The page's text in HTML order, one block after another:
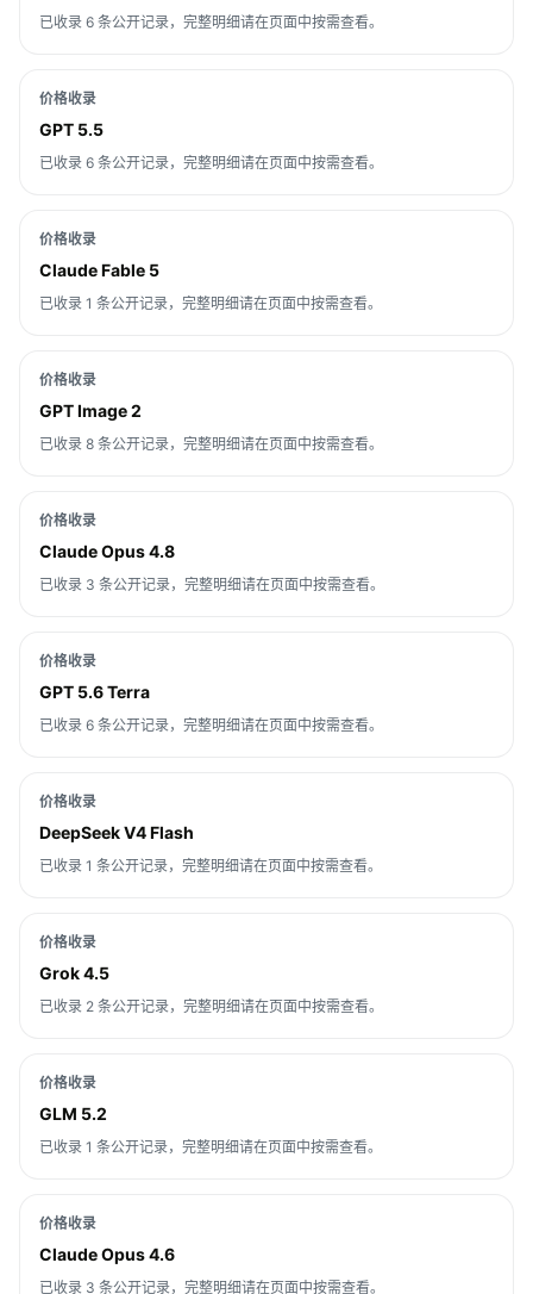
已收录 6 条公开记录，完整明细请在页面中按需查看。
价格收录
GPT 5.5
已收录 6 条公开记录，完整明细请在页面中按需查看。
价格收录
Claude Fable 5
已收录 1 条公开记录，完整明细请在页面中按需查看。
价格收录
GPT Image 2
已收录 8 条公开记录，完整明细请在页面中按需查看。
价格收录
Claude Opus 4.8
已收录 3 条公开记录，完整明细请在页面中按需查看。
价格收录
GPT 5.6 Terra
已收录 6 条公开记录，完整明细请在页面中按需查看。
价格收录
DeepSeek V4 Flash
已收录 1 条公开记录，完整明细请在页面中按需查看。
价格收录
Grok 4.5
已收录 2 条公开记录，完整明细请在页面中按需查看。
价格收录
GLM 5.2
已收录 1 条公开记录，完整明细请在页面中按需查看。
价格收录
Claude Opus 4.6
已收录 3 条公开记录，完整明细请在页面中按需查看。